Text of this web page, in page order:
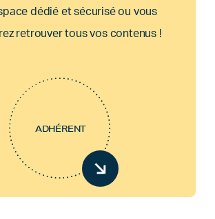
dédié et sécurisé ou vous
retrouver tous vos contenus !
ADHÉRENT